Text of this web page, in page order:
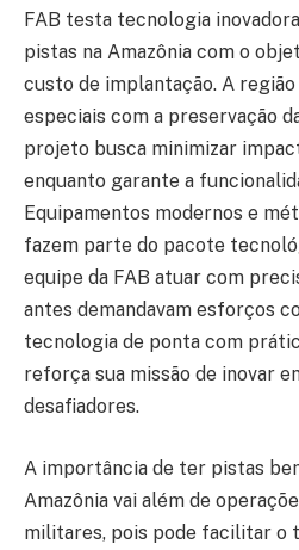
FAB testa tecnologia
pistas na Amazônia com o
custo de implantação. A
especiais com a preservação
projeto busca minimizar
enquanto garante a
Equipamentos modernos e
fazem parte do pacote
equipe da FAB atuar com
antes demandavam esforços
tecnologia de ponta com
reforça sua missão de inovar
desafiadores.
A importância de ter pistas
Amazônia vai além de
militares, pois pode facilitar o